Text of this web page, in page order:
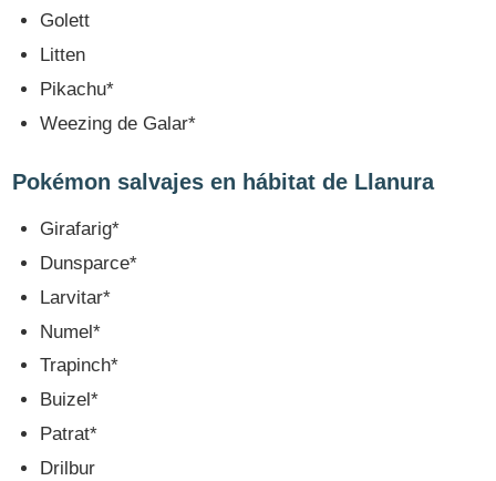
Golett
Litten
Pikachu*
Weezing de Galar*
Pokémon salvajes en hábitat de Llanura
Girafarig*
Dunsparce*
Larvitar*
Numel*
Trapinch*
Buizel*
Patrat*
Drilbur